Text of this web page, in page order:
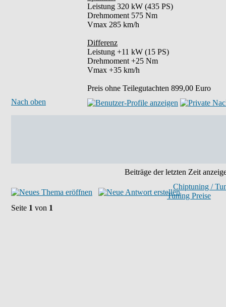
Leistung 320 kW (435 PS)
Drehmoment 575 Nm
Vmax 285 km/h
Differenz
Leistung +11 kW (15 PS)
Drehmoment +25 Nm
Vmax +35 km/h
Preis ohne Teilegutachten 899,00 Euro
Nach oben
Beiträge der letzten Zeit
Chiptuning /
Tuning Preise
Seite 1 von 1